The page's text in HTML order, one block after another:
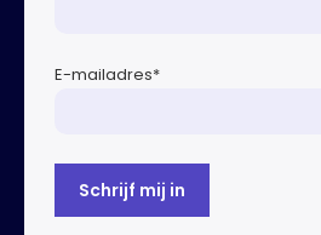
E-mailadres*